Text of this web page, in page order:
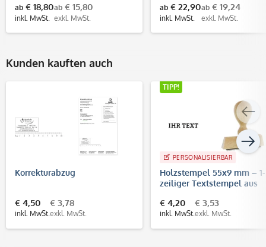
ab € 18,80
inkl. MwSt.
ab € 15,80
exkl. MwSt.
ab € 22,90
inkl. MwSt.
ab € 19,24
exkl. MwSt.
Kunden kauften auch
Korrekturabzug
€ 4,50
inkl. MwSt.
€ 3,78
exkl. MwSt.
TIPP!
PERSONALISIERBAR
Holzstempel 55x9 mm – 1-
zeiliger Textstempel aus
€ 4,20
inkl. MwSt.
€ 3,53
exkl. MwSt.